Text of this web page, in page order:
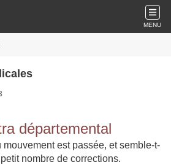
MENU
départemental
mouvement est passée, et semble-t-
nombre de corrections.